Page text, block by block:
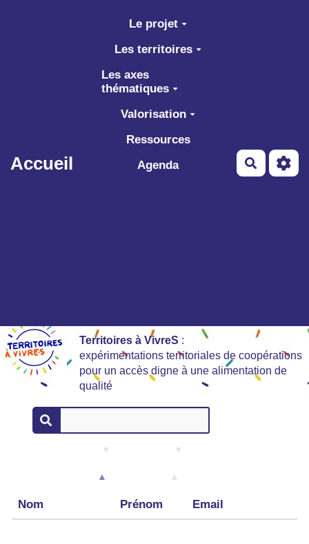
Aller au contenu principal
Accueil
Le projet
Les territoires
Les axes
thématiques
Valorisation
Ressources
Agenda
Territoires à VivreS :
expérimentations territoriales de coopérations
pour un accès digne à une alimentation de
qualité
Nom Prénom Email